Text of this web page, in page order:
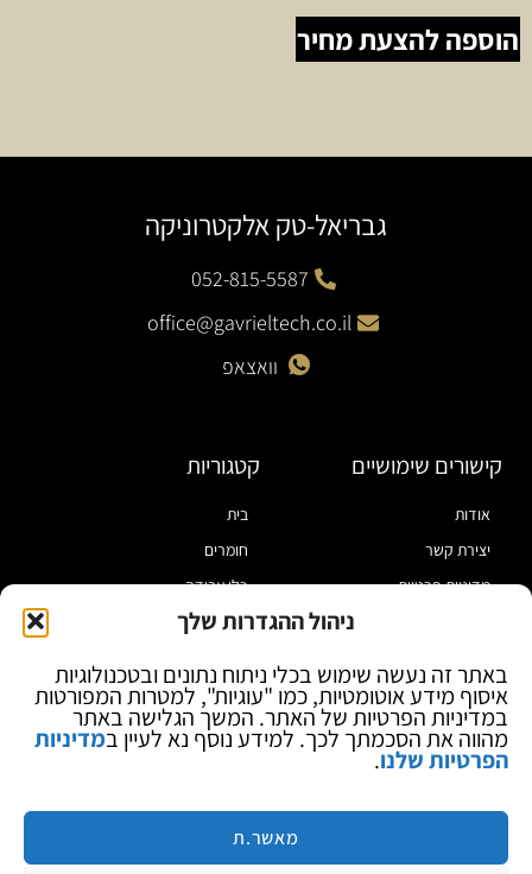
ניהול ההגדרות שלך
באתר זה נעשה שימוש בכלי ניתוח נתונים ובטכנולוגיות
איסוף מידע אוטומטיות, כמו "עוגיות", למטרות המפורטות
במדיניות הפרטיות של האתר. המשך הגלישה באתר
מהווה את הסכמתך לכך. למידע נוסף נא לעיין במדיניות
הפרטיות שלנו.
מאשר.ת
הוספה להצעת מחיר
גבריאל-טק אלקטרוניקה
052-815-5587
office@gavrieltech.co.il
וואצאפ
קישורים שימושיים
אודות
יצירת קשר
מדיניות פרטיות
בלוג
קטגוריות
בית
חומרים
כלי עבודה
מוצרי הלחמה
ספקי כח ומודדים
ציוד אופטי להגדלה
מותגים